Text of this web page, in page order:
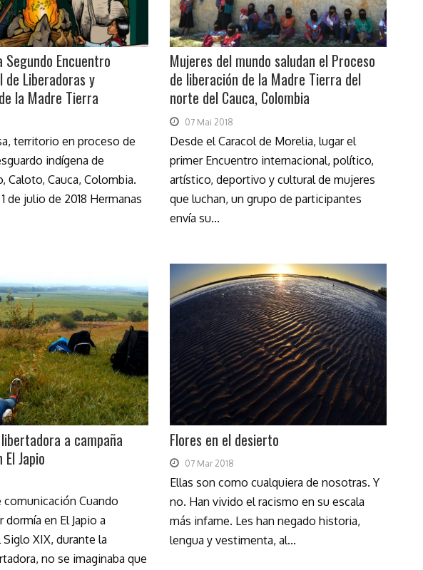
Segundo Encuentro
Liberadoras y
la Madre Tierra
territorio en proceso de
indígena de
Caloto, Cauca, Colombia.
de julio de 2018 Hermanas
Mujeres del mundo saludan el Proceso
de liberación de la Madre Tierra del
norte del Cauca, Colombia
07 Mai 2018
Desde el Caracol de Morelia, lugar el
primer Encuentro internacional, político,
artístico, deportivo y cultural de mujeres
que luchan, un grupo de participantes
envía su...
a campaña
Japio
comunicación Cuando
en El Japio a
XIX, durante la
no se imaginaba que
Flores en el desierto
07 Mar 2018
Ellas son como cualquiera de nosotras. Y
no. Han vivido el racismo en su escala
más infame. Les han negado historia,
lengua y vestimenta, al...